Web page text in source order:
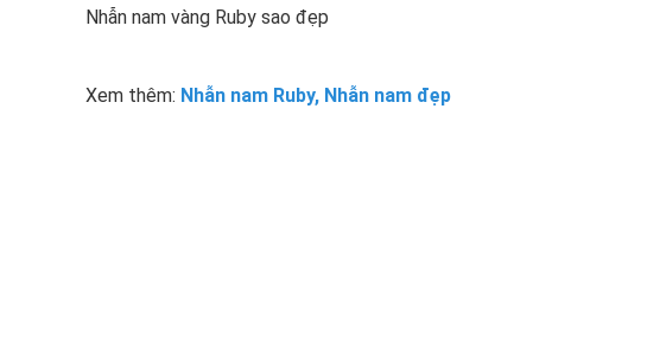
Nhẫn nam vàng Ruby sao đẹp
Xem thêm: Nhẫn nam Ruby, Nhẫn nam đẹp